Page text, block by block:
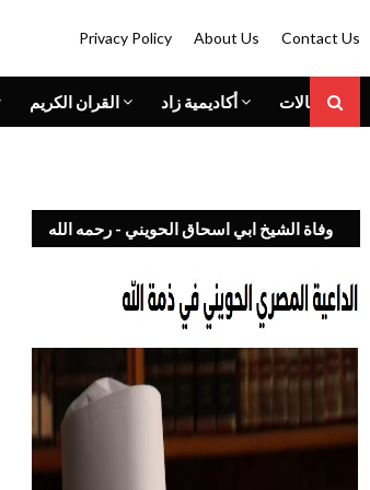
Privacy Policy About Us Contact Us
القران الكريم أكاديمية زاد المقالات
وفاة الشيخ ابي اسحاق الحويني - رحمه الله